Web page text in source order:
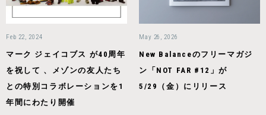
Feb 22, 2024
マーク ジェイコブス が40周年
を祝して 、メゾンの友人たち
との特別コラボレーションを1
年間にわたり開催
May 26, 2026
New Balanceのフリーマガジ
ン「NOT FAR #12」が
5/29（金）にリリース